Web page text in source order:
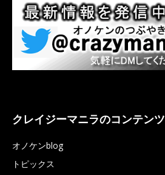
クレイジーマニラのコンテンツ
オノケンblog
トピックス